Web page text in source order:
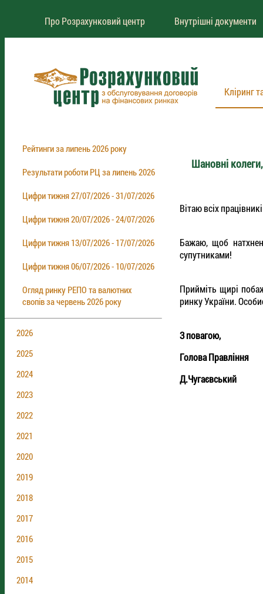
Про Розрахунковий центр Внутрішні документи
Кліринг
Рейтинги за липень 2026 року
Результати роботи РЦ за липень 2026
Цифри тижня 27/07/2026 - 31/07/2026
Цифри тижня 20/07/2026 - 24/07/2026
Цифри тижня 13/07/2026 - 17/07/2026
Цифри тижня 06/07/2026 - 10/07/2026
Огляд ринку РЕПО та валютних
свопів за червень 2026 року
2026
2025
2024
2023
2022
2021
2020
2019
2018
2017
2016
2015
2014
Шановні
Вітаю всіх
Бажаю, щоб
супутниками!
Прийміть щирі
ринку України.
З повагою,
Голова Правління
Д.Чугаєвський